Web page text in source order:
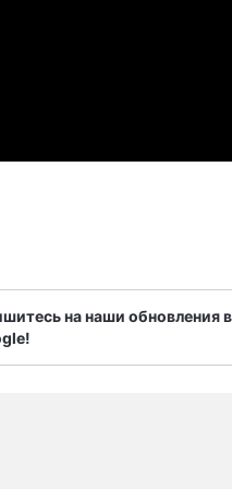
на наши обновления в